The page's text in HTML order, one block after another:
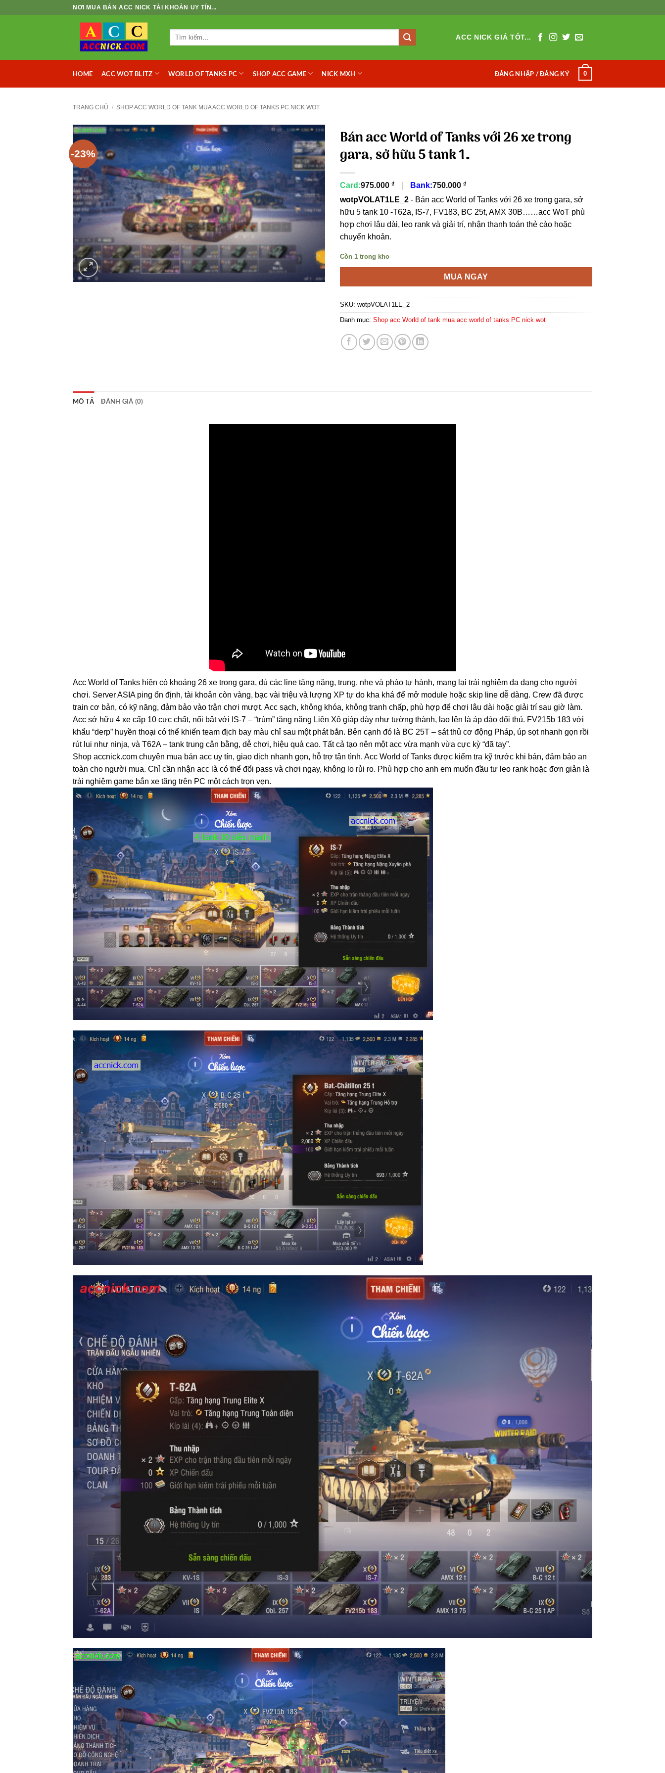
NƠI MUA BÁN ACC NICK TÀI KHOẢN UY TÍN...
Tìm
ACC NICK GIÁ TỐT...
HOME ACC WOT BLITZ WORLD OF TANKS PC SHOP ACC GAME NICK MXH ĐĂNG NHẬP / ĐĂNG KÝ 0
TRANG CHỦ / SHOP ACC WORLD OF TANK MUA ACC WORLD OF TANKS PC NICK WOT
-23%
Bán acc World of Tanks với 26 xe trong
gara, sở hữu 5 tank 1…
Card:975.000 ₫ Bank:750.000 ₫
wotpVOLAT1LE_2 - Bán acc World of Tanks với 26 xe trong gara, sở
hữu 5 tank 10 -T62a, IS-7, FV183, BC 25t, AMX 30B……acc WoT phù
hợp chơi lâu dài, leo rank và giải trí, nhận thanh toán thẻ cào hoặc
chuyển khoản.
Còn 1 trong kho
MUA NGAY
SKU: wotpVOLAT1LE_2
Danh mục: Shop acc World of tank mua acc world of tanks PC nick wot
MÔ TẢ ĐÁNH GIÁ (0)
Acc World of Tanks hiện có khoảng 26 xe trong gara, đủ các line tăng nặng, trung, nhẹ và pháo tự hành, mang lại trải nghiệm đa dạng cho người
chơi. Server ASIA ping ổn định, tài khoản còn vàng, bạc vài triệu và lượng XP tự do kha khá để mở module hoặc skip line dễ dàng. Crew đã được
train cơ bản, có kỹ năng, đảm bảo vào trận chơi mượt. Acc sạch, không khóa, không tranh chấp, phù hợp để chơi lâu dài hoặc giải trí sau giờ làm.
Acc sở hữu 4 xe cấp 10 cực chất, nổi bật với IS-7 – “trùm” tăng nặng Liên Xô giáp dày như tường thành, lao lên là áp đảo đối thủ. FV215b 183 với
khẩu “derp” huyền thoại có thể khiến team địch bay màu chỉ sau một phát bắn. Bên cạnh đó là BC 25T – sát thủ cơ động Pháp, úp sọt nhanh gọn rồi
rút lui như ninja, và T62A – tank trung cân bằng, dễ chơi, hiệu quả cao. Tất cả tạo nên một acc vừa mạnh vừa cực kỳ “đã tay”.
Shop accnick.com chuyên mua bán acc uy tín, giao dịch nhanh gọn, hỗ trợ tận tình. Acc World of Tanks được kiểm tra kỹ trước khi bán, đảm bảo an
toàn cho người mua. Chỉ cần nhận acc là có thể đổi pass và chơi ngay, không lo rủi ro. Phù hợp cho anh em muốn đầu tư leo rank hoặc đơn giản là
trải nghiệm game bắn xe tăng trên PC một cách trọn vẹn.